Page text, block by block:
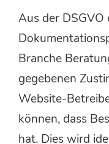
Aus der DSGVO
Branche
gegebenen
Website-
können, dass
hat. Dies wird